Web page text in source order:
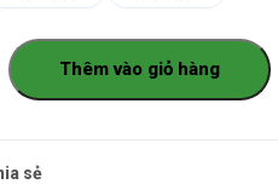
Thêm vào giỏ hàng
sẻ